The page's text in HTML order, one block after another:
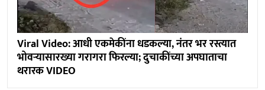
Viral Video: आधी एकमेकींना धडकल्या, नंतर भर रस्त्यात
भोवऱ्यासारख्या गरागरा फिरल्या; दुचाकींच्या अपघाताचा
थरारक VIDEO